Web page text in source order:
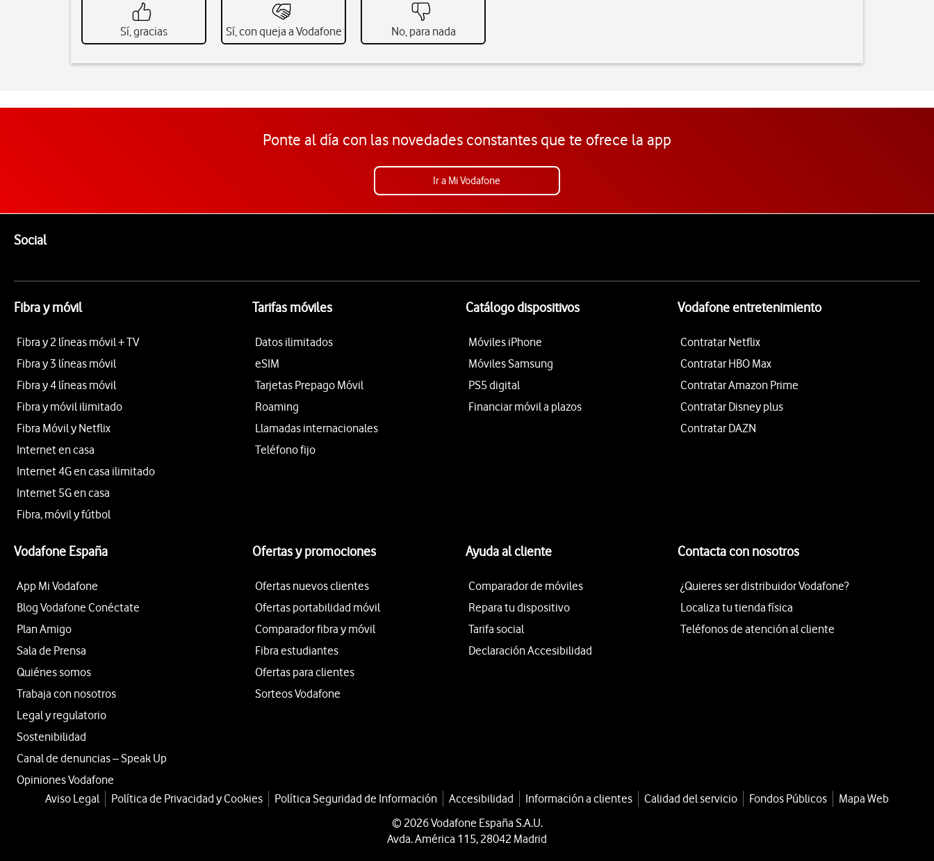
Sí, gracias Sí, con queja a Vodafone No, para nada
Ponte al día con las novedades constantes que te ofrece la app
Ir a Mi Vodafone
SocialEnlaces a las redes sociales de Vodafone
Fibra y móvil
Fibra y 2 líneas móvil + TV
Fibra y 3 líneas móvil
Fibra y 4 líneas móvil
Fibra y móvil ilimitado
Fibra Móvil y Netflix
Internet en casa
Internet 4G en casa ilimitado
Internet 5G en casa
Fibra, móvil y fútbol
Tarifas móviles
Datos ilimitados
eSIM
Tarjetas Prepago Móvil
Roaming
Llamadas internacionales
Teléfono fijo
Catálogo dispositivos
Móviles iPhone
Móviles Samsung
PS5 digital
Financiar móvil a plazos
Vodafone entretenimiento
Contratar Netflix
Contratar HBO Max
Contratar Amazon Prime
Contratar Disney plus
Contratar DAZN
Vodafone España
App Mi Vodafone
Blog Vodafone Conéctate
Plan Amigo
Sala de Prensa
Quiénes somos
Trabaja con nosotros
Legal y regulatorio
Sostenibilidad
Canal de denuncias – Speak Up
Opiniones Vodafone
Ofertas y promociones
Ofertas nuevos clientes
Ofertas portabilidad móvil
Comparador fibra y móvil
Fibra estudiantes
Ofertas para clientes
Sorteos Vodafone
Ayuda al cliente
Comparador de móviles
Repara tu dispositivo
Tarifa social
Declaración Accesibilidad
Contacta con nosotros
¿Quieres ser distribuidor Vodafone?
Localiza tu tienda física
Teléfonos de atención al cliente
Aviso Legal Política de Privacidad y Cookies Política Seguridad de Información Accesibilidad Información a clientes Calidad del servicio Fondos Públicos
Mapa Web
© 2026 Vodafone España S.A.U.
Avda. América 115, 28042 Madrid